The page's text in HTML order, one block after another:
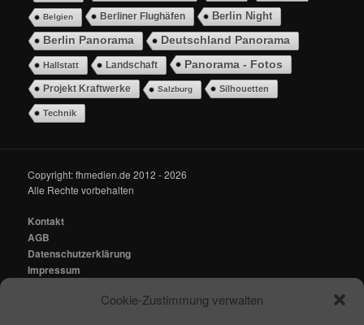
Cookie-Zustimmung verwalten
Belgien Berliner Flughäfen
Berlin Night
Berlin Panorama
Deutschland Panorama
Hallstatt Landschaft Panorama - Fotos
Projekt Kraftwerke Salzburg Silhouetten
Technik
Copyright: fhmedien.de 2012 - 2026
Alle Rechte vorbehalten
Kontakt
AGB
Datenschutzerklärung
Impressum
mail@fhmedien.de